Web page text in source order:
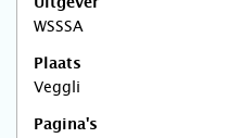
Uitgever
WSSSA
Plaats
Veggli
Pagina's